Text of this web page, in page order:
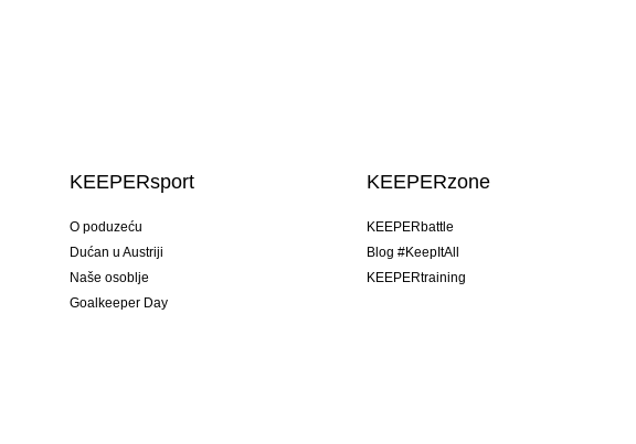
KEEPERsport
O poduzeću
Dućan u Austriji
Naše osoblje
Goalkeeper Day
KEEPERzone
KEEPERbattle
Blog #KeepItAll
KEEPERtraining